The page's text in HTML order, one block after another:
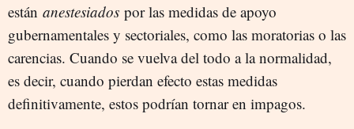
están anestesiados por las medidas de apoyo
gubernamentales y sectoriales, como las moratorias o las
carencias. Cuando se vuelva del todo a la normalidad,
es decir, cuando pierdan efecto estas medidas
definitivamente, estos podrían tornar en impagos.